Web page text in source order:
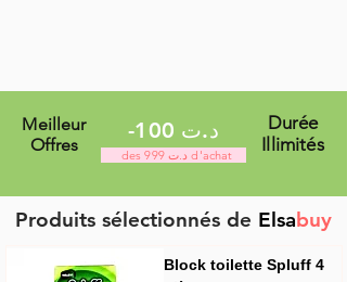
Meilleur
Offres
des 999 د.ت d'achat
Durée
Illimités
Produits sélectionnés de Elsabuy
Block toilette Spluff 4